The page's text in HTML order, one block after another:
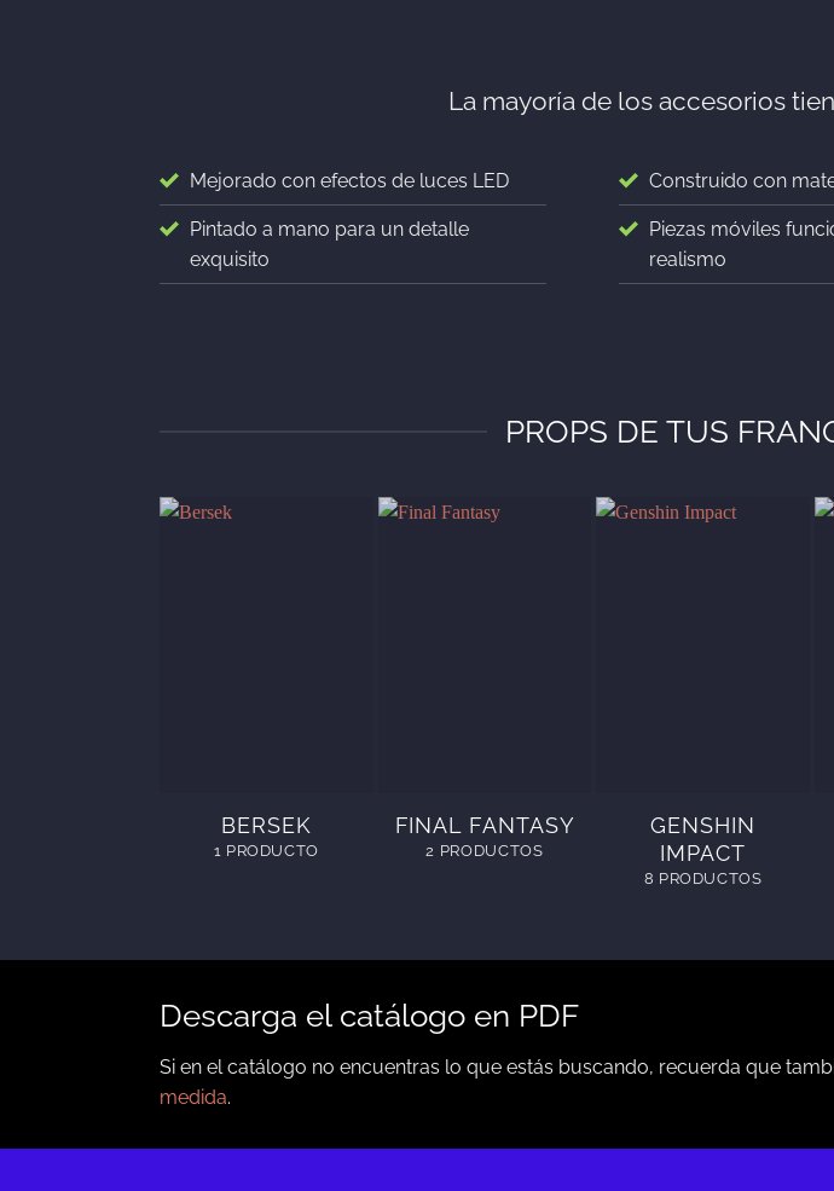
La mayoría de los accesorios
Mejorado con efectos de luces LED
Pintado a mano para un detalle
exquisito
Construido con
Piezas móviles
realismo
PROPS DE TUS
BERSEK
1 PRODUCTO
FINAL FANTASY
2 PRODUCTOS
GENSHIN
IMPACT
8 PRODUCTOS
Descarga el catálogo en PDF
Si en el catálogo no encuentras lo que estás buscando, recuerda que
medida.